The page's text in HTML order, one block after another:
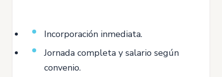
Incorporación inmediata.
Jornada completa y salario según
convenio.